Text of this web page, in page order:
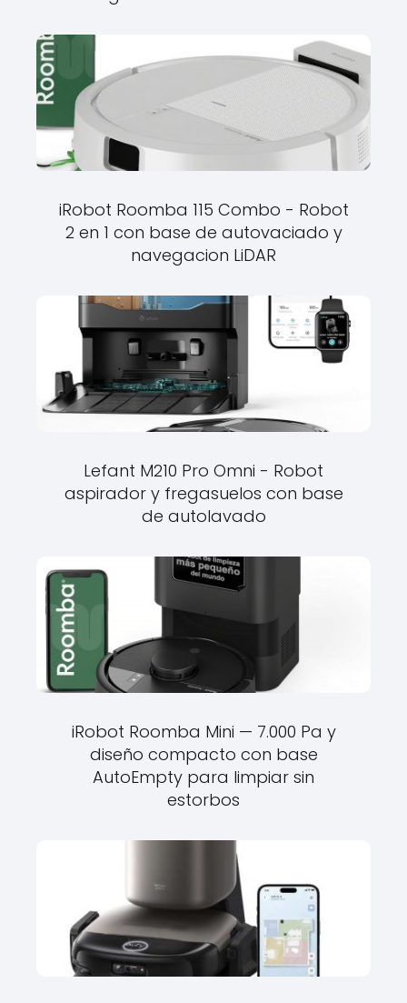
iRobot Roomba 115 Combo - Robot
2 en 1 con base de autovaciado y
navegacion LiDAR
Lefant M210 Pro Omni - Robot
aspirador y fregasuelos con base
de autolavado
iRobot Roomba Mini — 7.000 Pa y
diseño compacto con base
AutoEmpty para limpiar sin
estorbos